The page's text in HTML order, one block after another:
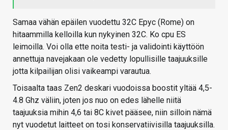
Samaa vähän epäilen vuodettu 32C Epyc (Rome) on
hitaammilla kelloilla kun nykyinen 32C. Ko cpu ES
leimoilla. Voi olla ette noita testi- ja validointi käyttöön
annettuja navejakaan ole vedetty lopullisille taajuuksille
jotta kilpailijan olisi vaikeampi varautua.
Toisaalta taas Zen2 deskari vuodoissa boostit yltää 4,5-
4.8 Ghz väliin, joten jos nuo on edes lähelle niitä
taajuuksia mihin 4,6 tai 8C kivet pääsee, niin silloin nämä
nyt vuodetut laitteet on tosi konservatiivisilla taajuuksilla.